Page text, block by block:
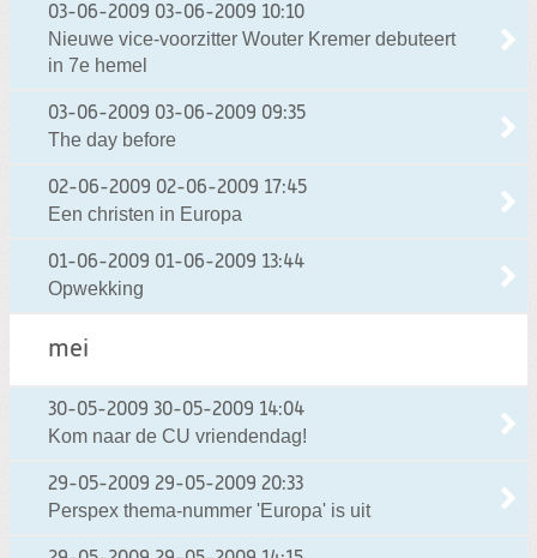
03-06-2009 03-06-2009 10:10
Nieuwe vice-voorzitter Wouter Kremer debuteert
in 7e hemel
03-06-2009 03-06-2009 09:35
The day before
02-06-2009 02-06-2009 17:45
Een christen in Europa
01-06-2009 01-06-2009 13:44
Opwekking
mei
30-05-2009 30-05-2009 14:04
Kom naar de CU vriendendag!
29-05-2009 29-05-2009 20:33
Perspex thema-nummer 'Europa' is uit